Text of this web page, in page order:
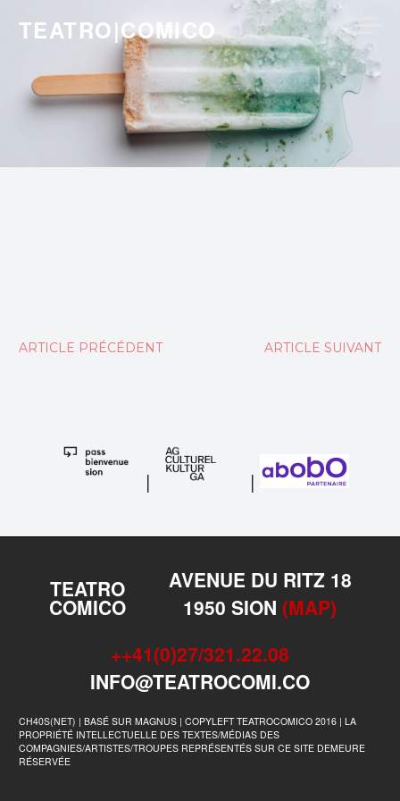
content
TEATRO|COMICO
Navigation
ARTICLE PRÉCÉDENT ARTICLE SUIVANT
| |
TEATRO
COMICO
AVENUE DU RITZ 18
1950 SION (MAP)
++41(0)27/321.22.08
INFO@TEATROCOMI.CO
CH40S(NET) | BASÉ SUR MAGNUS | COPYLEFT TEATROCOMICO 2016 | LA
PROPRIÉTÉ INTELLECTUELLE DES TEXTES/MÉDIAS DES
COMPAGNIES/ARTISTES/TROUPES REPRÉSENTÉS SUR CE SITE DEMEURE
RÉSERVÉE